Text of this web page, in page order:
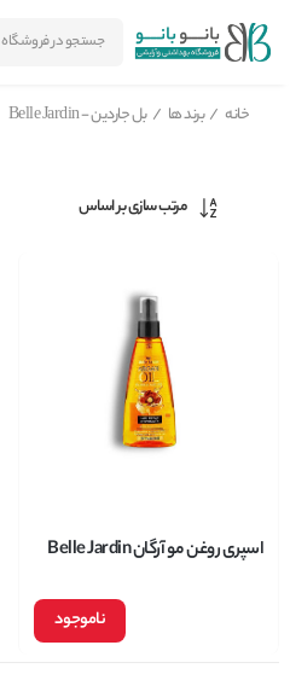
جستجو در فروشگاه
خانه / برند ها / بل جاردین - Belle Jardin
مرتب سازی بر اساس
اسپری روغن مو آرگان Belle Jardin
ناموجود